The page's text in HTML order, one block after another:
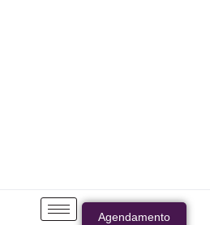
Agendamento